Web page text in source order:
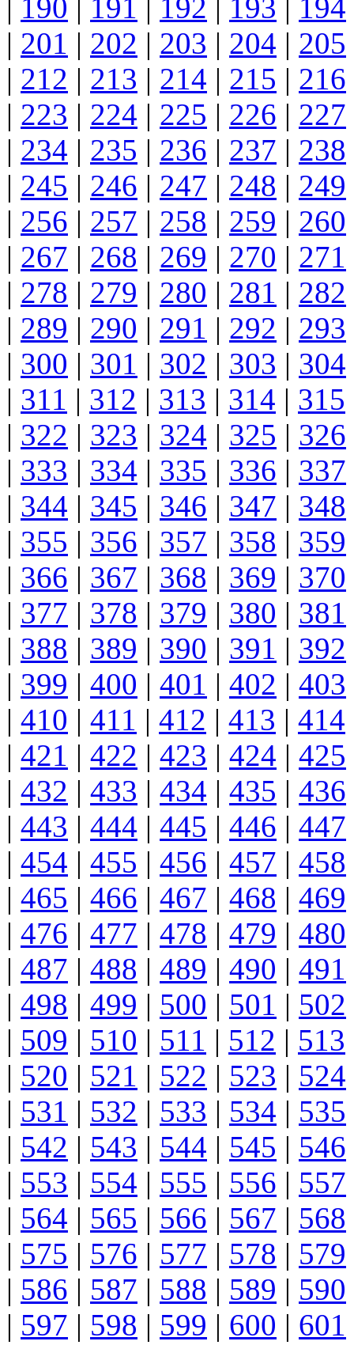
190 191 192 193 194
| 201 | 202 | 203 | 204 | 205
| 212 | 213 | 214 | 215 | 216
| 223 | 224 | 225 | 226 | 227
| 234 | 235 | 236 | 237 | 238
| 245 | 246 | 247 | 248 | 249
| 256 | 257 | 258 | 259 | 260
| 267 | 268 | 269 | 270 | 271
| 278 | 279 | 280 | 281 | 282
| 289 | 290 | 291 | 292 | 293
| 300 | 301 | 302 | 303 | 304
| 311 | 312 | 313 | 314 | 315
| 322 | 323 | 324 | 325 | 326
| 333 | 334 | 335 | 336 | 337
| 344 | 345 | 346 | 347 | 348
| 355 | 356 | 357 | 358 | 359
| 366 | 367 | 368 | 369 | 370
| 377 | 378 | 379 | 380 | 381
| 388 | 389 | 390 | 391 | 392
| 399 | 400 | 401 | 402 | 403
| 410 | 411 | 412 | 413 | 414
| 421 | 422 | 423 | 424 | 425
| 432 | 433 | 434 | 435 | 436
| 443 | 444 | 445 | 446 | 447
| 454 | 455 | 456 | 457 | 458
| 465 | 466 | 467 | 468 | 469
| 476 | 477 | 478 | 479 | 480
| 487 | 488 | 489 | 490 | 491
| 498 | 499 | 500 | 501 | 502
| 509 | 510 | 511 | 512 | 513
| 520 | 521 | 522 | 523 | 524
| 531 | 532 | 533 | 534 | 535
| 542 | 543 | 544 | 545 | 546
| 553 | 554 | 555 | 556 | 557
| 564 | 565 | 566 | 567 | 568
| 575 | 576 | 577 | 578 | 579
| 586 | 587 | 588 | 589 | 590
| 597 | 598 | 599 | 600 | 601